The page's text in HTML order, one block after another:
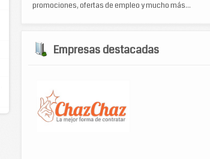
promociones, ofertas de empleo y mucho más...
Empresas destacadas